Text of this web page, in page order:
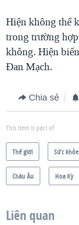
Hiện không thể
trong trường
không. Hiện
Đan Mạch.
Chia sẻ
This item is part of
Thế giới Sức khỏe
Châu Âu Hoa Kỳ
Liên quan